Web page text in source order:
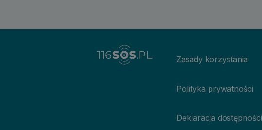
Zasady korzystania
Polityka prywatności
Deklaracja dostępności